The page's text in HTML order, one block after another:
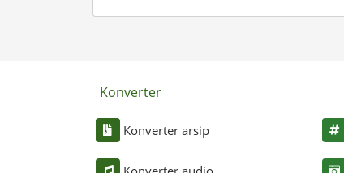
Konverter
Konverter arsip